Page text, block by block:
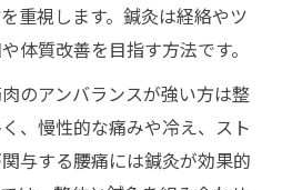
重視します。鍼灸は経絡やツ
体質改善を目指す方法です。
のアンバランスが強い方は整
、慢性的な痛みや冷え、スト
与する腰痛には鍼灸が効果的